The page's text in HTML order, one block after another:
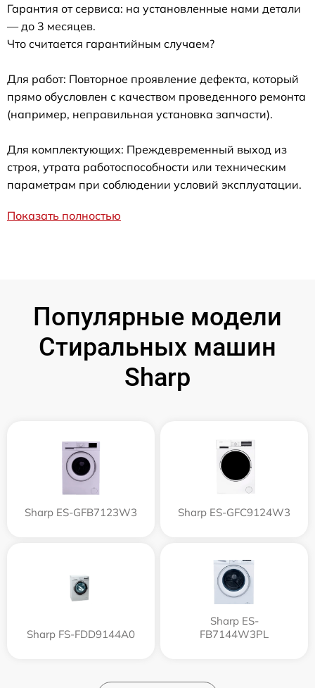
Гарантия от сервиса: на установленные нами детали
— до 3 месяцев.
Что считается гарантийным случаем?
Для работ: Повторное проявление дефекта, который
прямо обусловлен с качеством проведенного ремонта
(например, неправильная установка запчасти).
Для комплектующих: Преждевременный выход из
строя, утрата работоспособности или техническим
параметрам при соблюдении условий эксплуатации.
Показать полностью
Популярные модели
Стиральных машин
Sharp
Sharp ES-GFB7123W3 Sharp ES-GFC9124W3
Sharp FS-FDD9144A0
Sharp ES-
FB7144W3PL